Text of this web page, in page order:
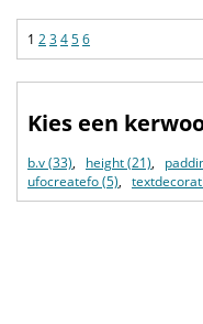
1 23456
Kies een
b.v (33), height (21),
ufocreatefo (5),